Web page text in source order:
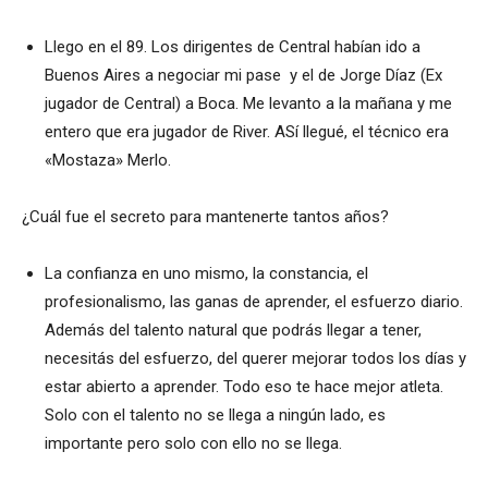
Llego en el 89. Los dirigentes de Central habían ido a
Buenos Aires a negociar mi pase y el de Jorge Díaz (Ex
jugador de Central) a Boca. Me levanto a la mañana y me
entero que era jugador de River. ASí llegué, el técnico era
«Mostaza» Merlo.
¿Cuál fue el secreto para mantenerte tantos años?
La confianza en uno mismo, la constancia, el
profesionalismo, las ganas de aprender, el esfuerzo diario.
Además del talento natural que podrás llegar a tener,
necesitás del esfuerzo, del querer mejorar todos los días y
estar abierto a aprender. Todo eso te hace mejor atleta.
Solo con el talento no se llega a ningún lado, es
importante pero solo con ello no se llega.